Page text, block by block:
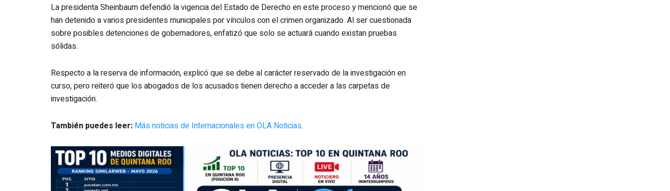
La presidenta Sheinbaum defendió la vigencia del Estado de Derecho en este proceso y mencionó que se
han detenido a varios presidentes municipales por vínculos con el crimen organizado. Al ser cuestionada
sobre posibles detenciones de gobernadores, enfatizó que solo se actuará cuando existan pruebas
sólidas.
Respecto a la reserva de información, explicó que se debe al carácter reservado de la investigación en
curso, pero reiteró que los abogados de los acusados tienen derecho a acceder a las carpetas de
investigación.
También puedes leer: Más noticias de Internacionales en OLA Noticias.